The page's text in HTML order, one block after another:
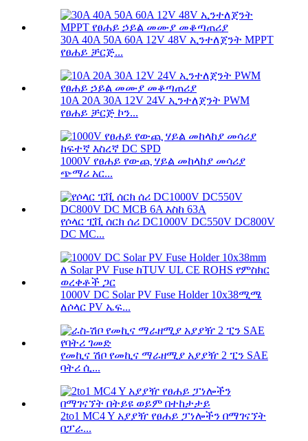
30A 40A 50A 60A 12V 48V ኢንተለጀንት MPPT
የፀሐይ ቻርጅ...
10A 20A 30A 12V 24V ኢንተለጀንት PWM
የፀሐይ ቻርጅ ኮን...
1000V የፀሐይ የውጪ ሃይል መከላከያ መሳሪያ
ጭማሪ አር...
የሶላር ፒቪ ሰርክ ሰሪ DC1000V DC550V DC800V
DC MC...
1000V DC Solar PV Fuse Holder 10x38ሚሜ
ለሶላር PV ኤፍ...
የመኪና ሽቦ የመኪና ማራዘሚያ አያያዥ 2 ፒን SAE
ባትሪ ሲ...
2to1 MC4 Y አያያዥ የፀሐይ ፓነሎችን በማገናኘት
በፓራ...